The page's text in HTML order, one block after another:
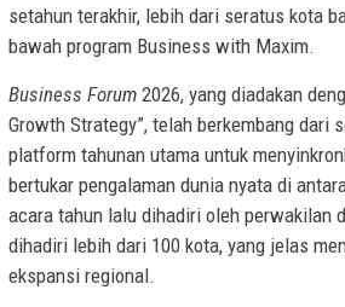
setahun terakhir, lebih dari seratus kota
bawah program Business with Maxim.
Business Forum 2026, yang diadakan
Growth Strategy”, telah berkembang dari
platform tahunan utama untuk
bertukar pengalaman dunia nyata di
acara tahun lalu dihadiri oleh perwakilan
dihadiri lebih dari 100 kota, yang jelas
ekspansi regional.